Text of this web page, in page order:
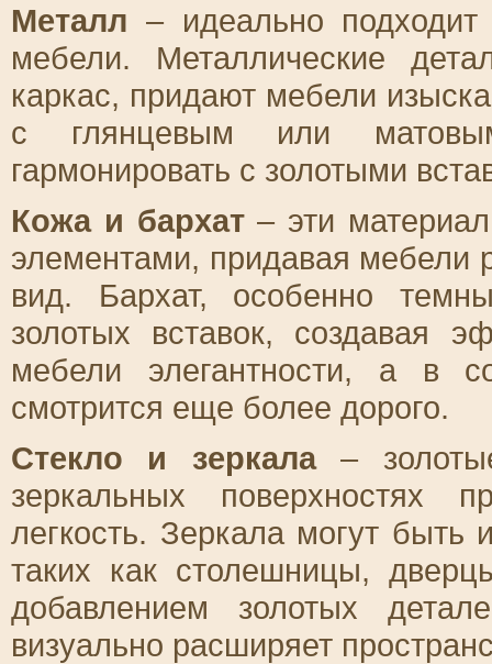
Металл – идеально
мебели. Металлические
каркас, придают мебели
с глянцевым или
гармонировать с золотыми
Кожа и бархат– эти
элементами, придавая
вид. Бархат, особенно
золотых вставок, создавая
мебели элегантности, а в
смотрится еще более дорого.
Стекло и зеркала–
зеркальных поверхностях
легкость. Зеркала могут быть
таких как столешницы,
добавлением золотых
визуально расширяет